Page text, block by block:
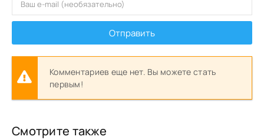
Отправить
Комментариев еще нет. Вы можете стать
первым!
Смотрите также